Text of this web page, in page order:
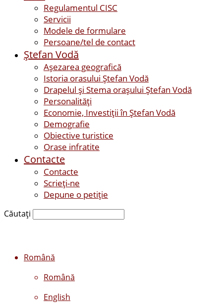
Regulamentul CISC
Servicii
Modele de formulare
Persoane/tel de contact
Ştefan Vodă
Așezarea geografică
Istoria orasului Ştefan Vodă
Drapelul şi Stema oraşului Ştefan Vodă
Personalităţi
Economie, Investiţii în Ştefan Vodă
Demografie
Obiective turistice
Orase infratite
Contacte
Contacte
Scrieți-ne
Depune o petiție
Căutați
Română
Română
English